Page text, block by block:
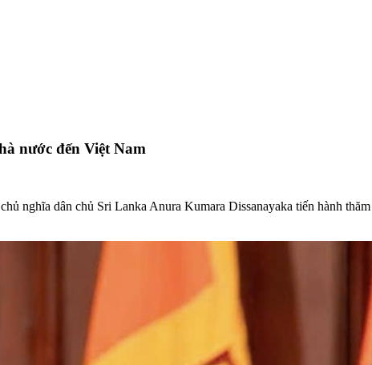
nước đến Việt Nam
nghĩa dân chủ Sri Lanka Anura Kumara Dissanayaka tiến hành